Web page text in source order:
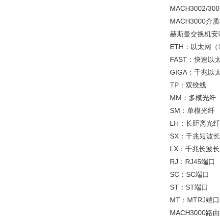
MACH3002/
MACH3000介
赫斯曼交换机
ETH：以太网
FAST：快速以
GIGA：千兆以
TP：双绞线
MM：多模光纤
SM：单模光纤
LH：长距离光纤
SX：千兆短波
LX：千兆长波
RJ：RJ45端口
SC：SC端口
ST：ST端口
MT：MTRJ端口
MACH3000路